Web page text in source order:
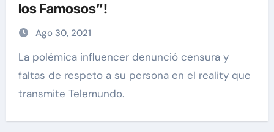
los Famosos”!
Ago 30, 2021
La polémica influencer denunció censura y
faltas de respeto a su persona en el reality que
transmite Telemundo.